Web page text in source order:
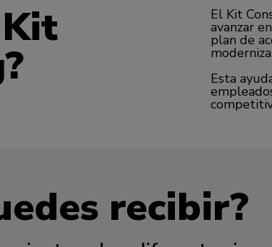
El Kit
avanzar
plan de
Esta
recibir?